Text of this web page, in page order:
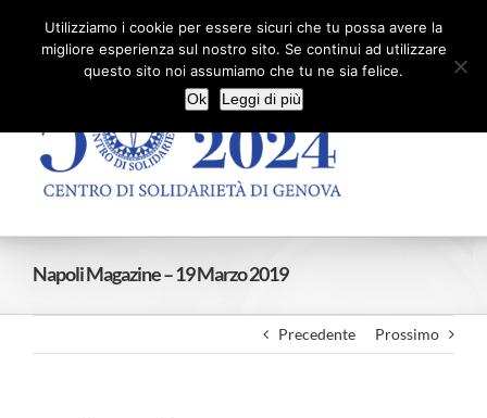
contenuto
Facebook
X YouTube
Napoli Magazine – 19 Marzo 2019
Precedente Prossimo
Utilizziamo i cookie per essere sicuri che tu possa avere la
migliore esperienza sul nostro sito. Se continui ad utilizzare
questo sito noi assumiamo che tu ne sia felice.
Ok
Leggi di più